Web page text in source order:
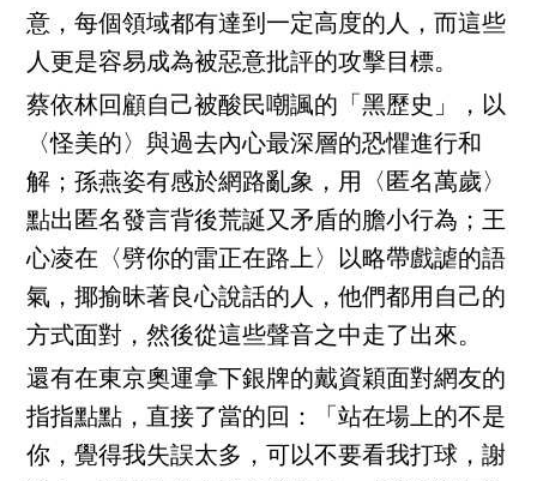
意，每個領域都有達到一定高度的人，而這些
人更是容易成為被惡意批評的攻擊目標。
蔡依林回顧自己被酸民嘲諷的「黑歷史」，以
〈怪美的〉與過去內心最深層的恐懼進行和
解；孫燕姿有感於網路亂象，用〈匿名萬歲〉
點出匿名發言背後荒誕又矛盾的膽小行為；王
心凌在〈劈你的雷正在路上〉以略帶戲謔的語
氣，揶揄昧著良心說話的人，他們都用自己的
方式面對，然後從這些聲音之中走了出來。
還有在東京奧運拿下銀牌的戴資穎面對網友的
指指點點，直接了當的回：「站在場上的不是
你，覺得我失誤太多，可以不要看我打球，謝